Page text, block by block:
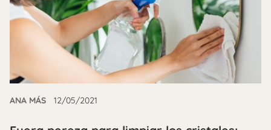
ANA MÁS 12/05/2021